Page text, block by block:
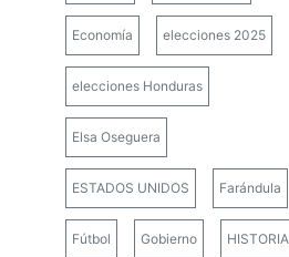
Economía elecciones 2025
elecciones Honduras
Elsa Oseguera
ESTADOS UNIDOS Farándula
Fútbol Gobierno HISTORIA